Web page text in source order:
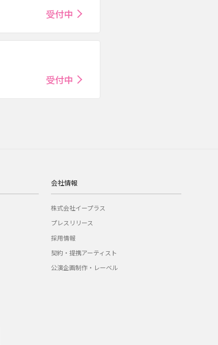
受付中
受付中
会社情報
株式会社イープラス
プレスリリース
採用情報
契約・提携アーティスト
公演企画制作・レーベル